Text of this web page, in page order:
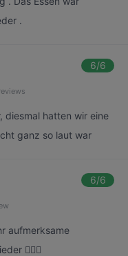
.
6/6
diesmal hatten wir eine
ganz so laut war
6/6
aufmerksame
🙋🏻‍♂️